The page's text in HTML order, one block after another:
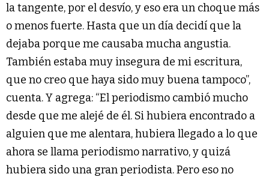
la tangente, por el desvío, y eso era un choque más
o menos fuerte. Hasta que un día decidí que la
dejaba porque me causaba mucha angustia.
También estaba muy insegura de mi escritura,
que no creo que haya sido muy buena tampoco”,
cuenta. Y agrega: “El periodismo cambió mucho
desde que me alejé de él. Si hubiera encontrado a
alguien que me alentara, hubiera llegado a lo que
ahora se llama periodismo narrativo, y quizá
hubiera sido una gran periodista. Pero eso no